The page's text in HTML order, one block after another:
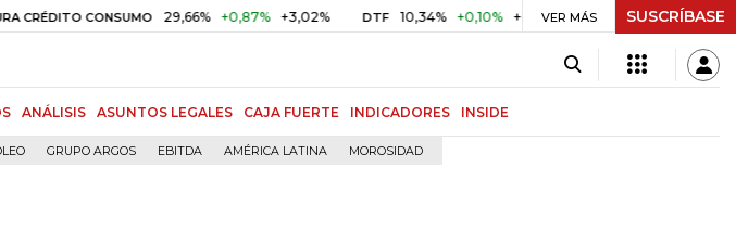
CONSUMO 29,66% +0,87% +3,02% DTF 10,34% +0,10% +0,98% UVR $ 416,86 +$ 0,05
VER MÁS SUSCRÍBASE
ANÁLISIS ASUNTOS LEGALES CAJA FUERTE INDICADORES INSIDE
GRUPO ARGOS EBITDA AMÉRICA LATINA MOROSIDAD